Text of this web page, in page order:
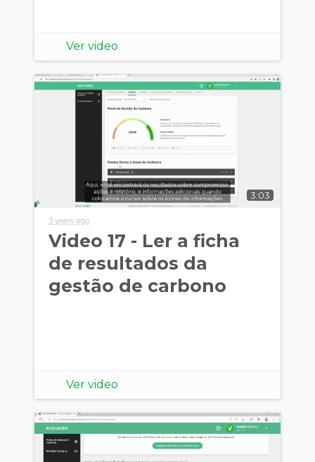
Ver video
3:03
3 years ago
Video 17 - Ler a ficha
de resultados da
gestão de carbono
Ver video